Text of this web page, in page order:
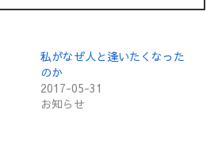
私がなぜ人と逢いたくなった
のか
2017-05-31
お知らせ